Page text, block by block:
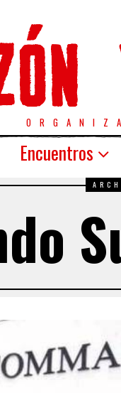
Encuentros